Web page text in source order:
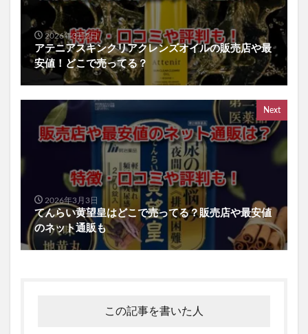
2026年3月2日
アテニアスキンクリアクレンズオイルの販売店や最
安値！どこで売ってる？
Next
2026年3月3日
てんらい黄望皇はどこで売ってる？販売店や最安値
のネット通販も
この記事を書いた人